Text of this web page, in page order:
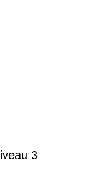
3